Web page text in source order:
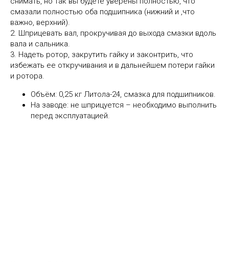
смазали полностью оба подшипника (нижний и ,что
важно, верхний).
2. Шприцевать вал, прокручивая до выхода смазки вдоль
вала и сальника.
3. Надеть ротор, закрутить гайку и законтрить, что
избежать ее откручивания и в дальнейшем потери гайки
и ротора.
Объём: 0,25 кг Литола-24, смазка для подшипников.
На заводе: не шприцуется – необходимо выполнить
перед эксплуатацией.